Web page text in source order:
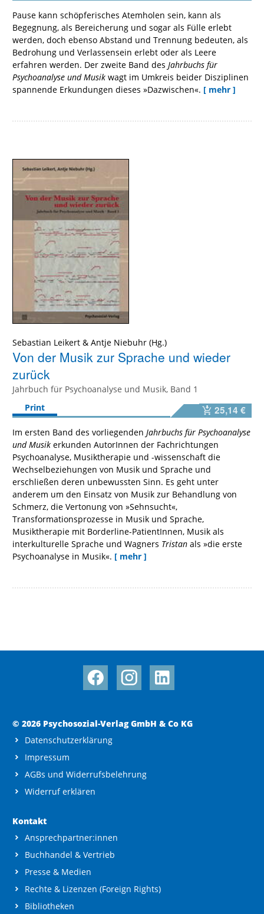
Pause kann schöpferisches Atemholen sein, kann als
Begegnung, als Bereicherung und sogar als Fülle erlebt
werden, doch ebenso Abstand und Trennung bedeuten, als
Bedrohung und Verlassensein erlebt oder als Leere
erfahren werden. Der zweite Band des Jahrbuchs für
Psychoanalyse und Musik wagt im Umkreis beider Disziplinen
spannende Erkundungen dieses »Dazwischen«. [ mehr ]
Sebastian Leikert & Antje Niebuhr
Von der Musik zur Sprache und wieder
zurück
Jahrbuch für Psychoanalyse und Musik, Band 1
Print
25,14 €
Im ersten Band des vorliegenden Jahrbuchs für Psychoanalyse
und Musik erkunden AutorInnen der Fachrichtungen
Psychoanalyse, Musiktherapie und -wissenschaft die
Wechselbeziehungen von Musik und Sprache und
erschließen deren unbewussten Sinn. Es geht unter
anderem um den Einsatz von Musik zur Behandlung von
Schmerz, die Vertonung von »Sehnsucht«,
Transformationsprozesse in Musik und Sprache,
Musiktherapie mit Borderline-PatientInnen, Musik als
interkulturelle Sprache und Wagners Tristan als »die erste
Psychoanalyse in Musik«. [ mehr ]
© 2026 Psychosozial-Verlag GmbH & Co KG
Datenschutzerklärung
Impressum
AGBs und Widerrufsbelehrung
Widerruf erklären
Kontakt
Ansprechpartner:innen
Buchhandel & Vertrieb
Presse & Medien
Rechte & Lizenzen (Foreign Rights)
Bibliotheken